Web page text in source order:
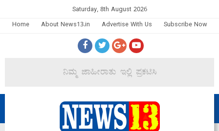
Saturday, 8th August 2026
Home
About News13.in Advertise With Us Subscribe Now